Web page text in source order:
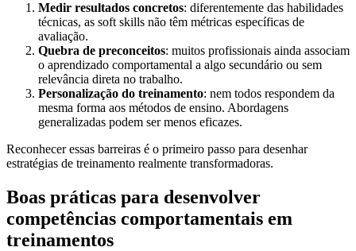
Medir resultados concretos: diferentemente das habilidades
técnicas, as soft skills não têm métricas específicas de
avaliação.
Quebra de preconceitos: muitos profissionais ainda associam
o aprendizado comportamental a algo secundário ou sem
relevância direta no trabalho.
Personalização do treinamento: nem todos respondem da
mesma forma aos métodos de ensino. Abordagens
generalizadas podem ser menos eficazes.
Reconhecer essas barreiras é o primeiro passo para desenhar
estratégias de treinamento realmente transformadoras.
Boas práticas para desenvolver
competências comportamentais em
treinamentos